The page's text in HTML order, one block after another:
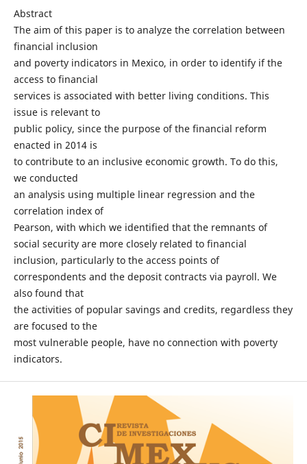
Abstract
The aim of this paper is to analyze the correlation between
financial inclusion
and poverty indicators in Mexico, in order to identify if the
access to financial
services is associated with better living conditions. This
issue is relevant to
public policy, since the purpose of the financial reform
enacted in 2014 is
to contribute to an inclusive economic growth. To do this,
we conducted
an analysis using multiple linear regression and the
correlation index of
Pearson, with which we identified that the remnants of
social security are more closely related to financial
inclusion, particularly to the access points of
correspondents and the deposit contracts via payroll. We
also found that
the activities of popular savings and credits, regardless they
are focused to the
most vulnerable people, have no connection with poverty
indicators.